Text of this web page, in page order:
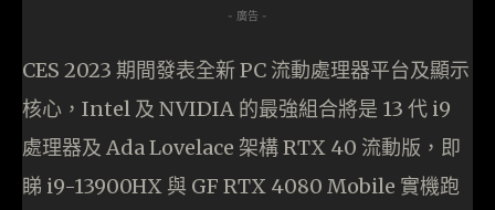
- 廣告 -
CES 2023 期間發表全新 PC 流動處理器平台及顯示
核心，Intel 及 NVIDIA 的最強組合將是 13 代 i9
處理器及 Ada Lovelace 架構 RTX 40 流動版，即
睇 i9-13900HX 與 GF RTX 4080 Mobile 實機跑